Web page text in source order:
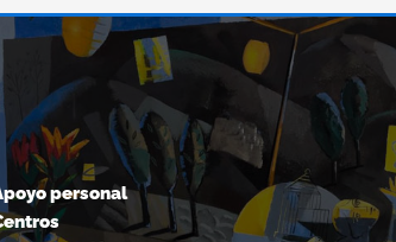
ACEPTAMOS NUESTROS
VAMOS MÁS ALLÁ DE ELLOS.”
Albert Einstein
personal